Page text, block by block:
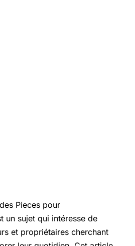
Pieces pour
un sujet qui intéresse de
et propriétaires cherchant